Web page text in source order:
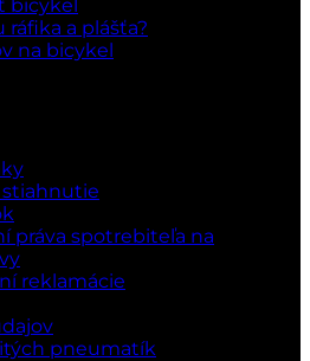
bicykel
ráfika a plášťa?
na bicykel
práva spotrebiteľa na
reklamácie
pneumatík